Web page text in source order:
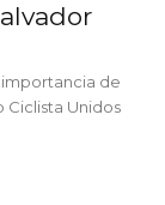
de
Ciclista Unidos